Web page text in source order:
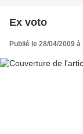
Ex voto
Publié le 28/04/2009 à